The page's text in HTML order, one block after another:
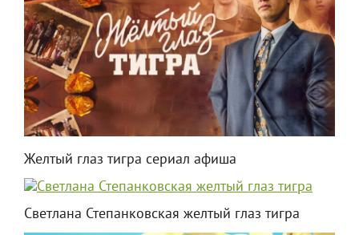
Желтый глаз тигра сериал афиша
Светлана Степанковская желтый глаз тигра